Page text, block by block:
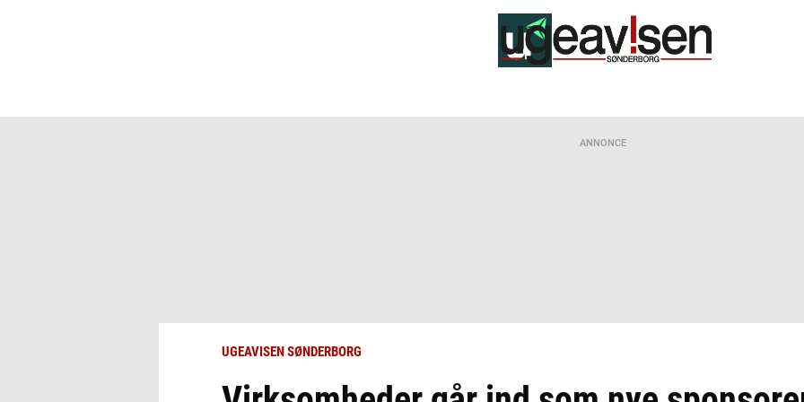
ANNONCE
UGEAVISEN SØNDERBORG